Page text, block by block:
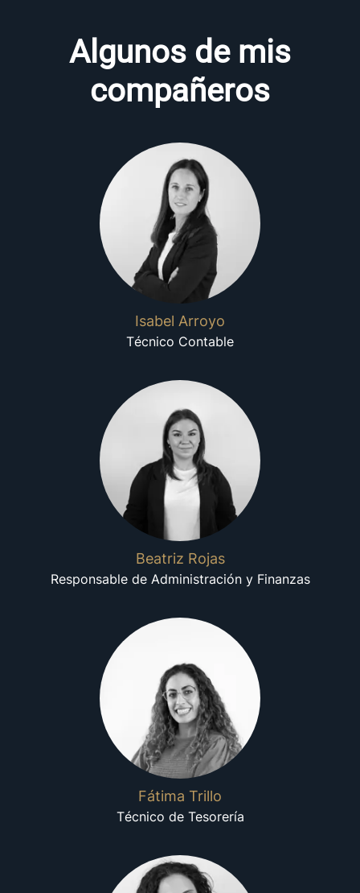
Algunos de mis
compañeros
Isabel Arroyo
Técnico Contable
Beatriz Rojas
Responsable de Administración y Finanzas
Fátima Trillo
Técnico de Tesorería